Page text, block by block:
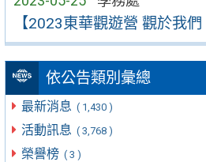
【2023東華觀遊營 觀於我
依公告類別彙總
最新消息 ( 1,430 )
活動訊息 ( 3,768 )
榮譽榜 ( 3 )